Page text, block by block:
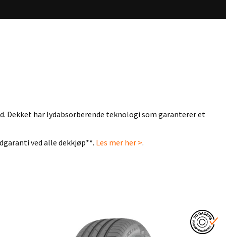
Dekket har lydabsorberende teknologi som garanterer et
ved alle dekkjøp**. Les mer her >.